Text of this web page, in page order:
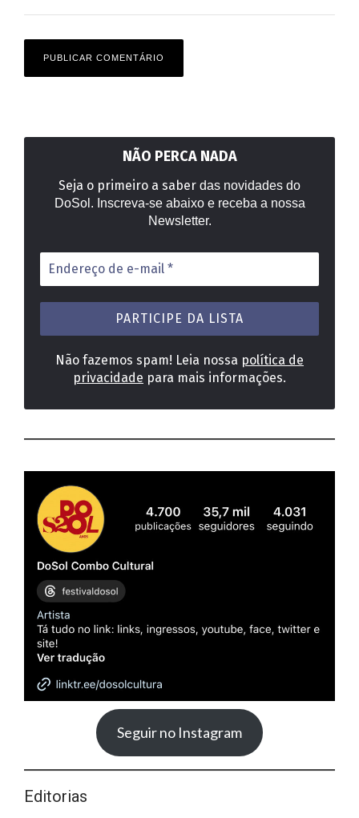
NÃO PERCA NADA
Seja o primeiro a saber das novidades do
DoSol. Inscreva-se abaixo e receba a nossa
Newsletter.
Endereço
de
e-
mail
Não fazemos spam! Leia nossa política de
privacidade para mais informações.
Seguir no Instagram
Editorias